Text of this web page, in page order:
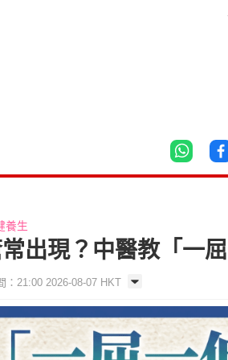
養生
出現？中醫教「一
：21:00 2026-08-07 HKT